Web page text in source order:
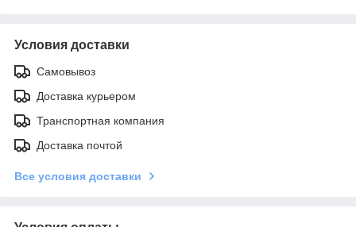
Условия доставки
Самовывоз
Доставка курьером
Транспортная компания
Доставка почтой
Все условия доставки